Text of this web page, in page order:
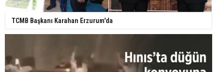
TCMB Başkanı Karahan Erzurum'da